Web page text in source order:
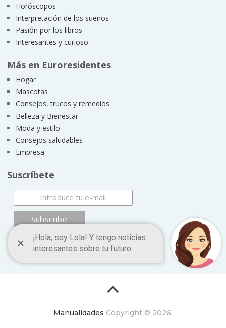
Horóscopos
Interpretación de los sueños
Pasión por los libros
Interesantes y curioso
Más en Euroresidentes
Hogar
Mascotas
Consejos, trucos y remedios
Belleza y Bienestar
Moda y estilo
Consejos saludables
Empresa
Suscríbete
Manualidades Copyright © 2026.